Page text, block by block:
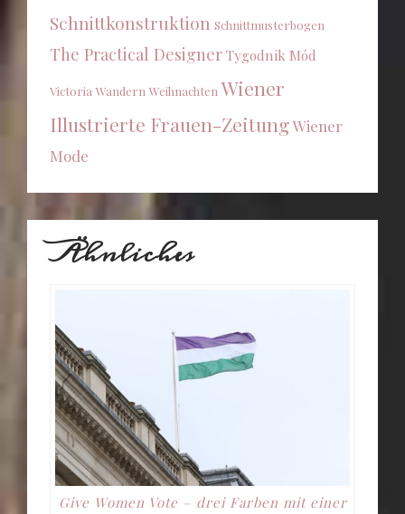
Schnittkonstruktion Schnittmusterbogen
The Practical Designer Tygodnik Mód
Victoria Wandern Weihnachten Wiener
Illustrierte Frauen-ZeitungWiener
Mode
Ähnliches
Give Women Vote – drei Farben mit einer